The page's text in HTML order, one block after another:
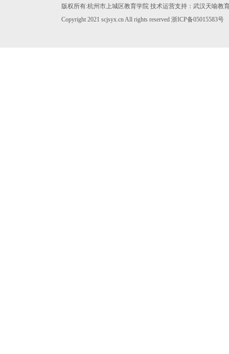
版权所有:杭州市上城区教育学院 技术运营支持：武汉天喻教
Copyright 2021 scjsyx.cn All rights reserved 浙ICP备05015583号